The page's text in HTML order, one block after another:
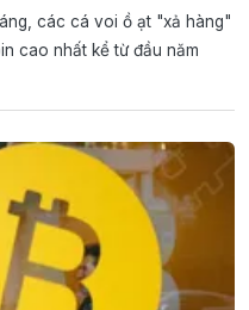
các cá voi ồ ạt "xả hàng"
cao nhất kể từ đầu năm